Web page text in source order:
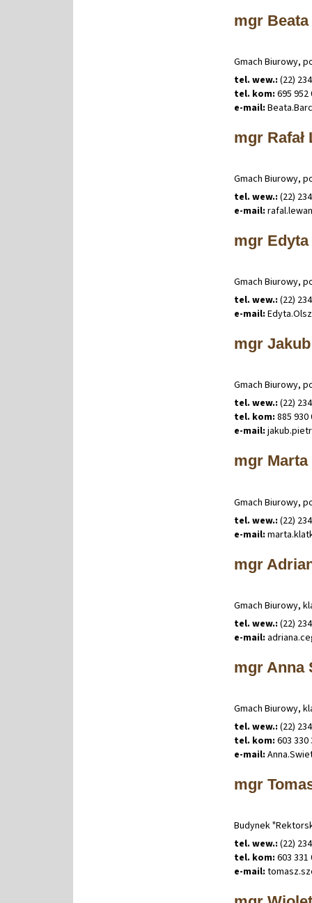
mgr
Gmach Biurowy,
tel. wew.: (22)
tel. kom: 695 952
e-mail: Beata.
mgr
Gmach Biurowy,
tel. wew.: (22)
e-mail: rafal.
mgr
Gmach Biurowy,
tel. wew.: (22)
e-mail: Edyta.
mgr
Gmach Biurowy,
tel. wew.: (22)
tel. kom: 885 930
e-mail: jakub.
mgr
Gmach Biurowy,
tel. wew.: (22)
e-mail: marta.
mgr
Gmach Biurowy,
tel. wew.: (22)
e-mail: adriana.
mgr Anna
Gmach Biurowy,
tel. wew.: (22)
tel. kom: 603 330
e-mail: Anna.
mgr
Budynek
tel. wew.: (22)
tel. kom: 603 331
e-mail: tomasz.